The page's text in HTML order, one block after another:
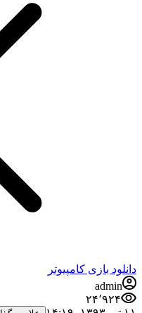
دانلود بازی کامپیوتر
admin
۲۴٬۹۲۴